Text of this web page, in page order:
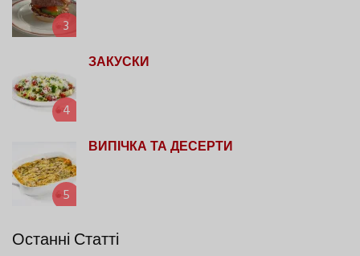
3
4
ЗАКУСКИ
5
ВИПІЧКА ТА ДЕСЕРТИ
Останні Статті